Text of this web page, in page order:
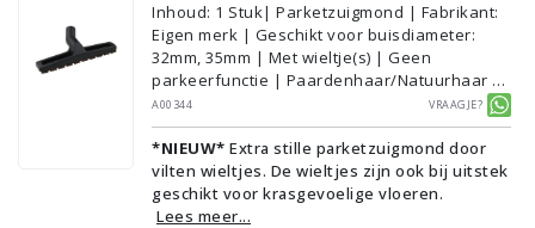
Inhoud: 1 Stuk| Parketzuigmond | Fabrikant:
Eigen merk | Geschikt voor buisdiameter:
32mm, 35mm | Met wieltje(s) | Geen
parkeerfunctie | Paardenhaar/Natuurhaar |
Voor droog gebruik | Breedte: 30cm | Zonder
verlichting | Zonder kliksysteem | Zwart |
Alternatief | Geschikt voor vloertype:
Plavuizen/Tegels, Parket/Laminaat, PVC/Vinyl
A00344 Vraagje?
*NIEUW* Extra stille parketzuigmond door
vilten wieltjes. De wieltjes zijn ook bij uitstek
geschikt voor krasgevoelige vloeren.
Lees meer...